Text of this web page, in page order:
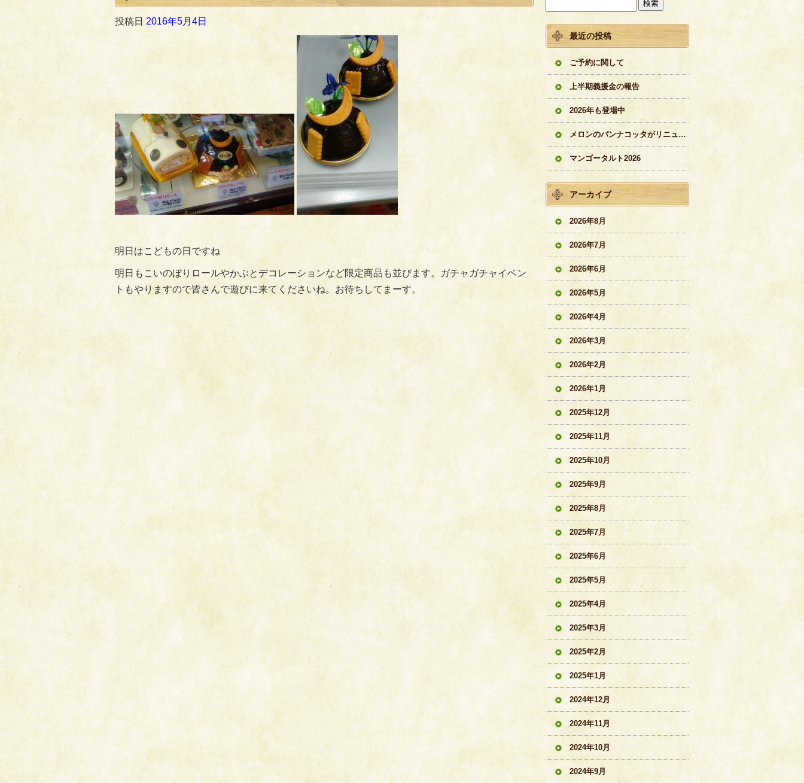
投稿日 2016年5月4日
明日はこどもの日ですね
明日もこいのぼりロールやかぶとデコレーションなど限定商品も並びます。ガチャガチャイベン
トもやりますので皆さんで遊びに来てくださいね。お待ちしてまーす。
最近の投稿
ご予約に関して
上半期義援金の報告
2026年も登場中
メロンのパンナコッタがリニューアル
マンゴータルト2026
アーカイブ
2026年8月
2026年7月
2026年6月
2026年5月
2026年4月
2026年3月
2026年2月
2026年1月
2025年12月
2025年11月
2025年10月
2025年9月
2025年8月
2025年7月
2025年6月
2025年5月
2025年4月
2025年3月
2025年2月
2025年1月
2024年12月
2024年11月
2024年10月
2024年9月